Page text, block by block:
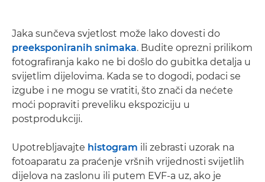
Jaka sunčeva svjetlost može lako dovesti do
preeksponiranih snimaka. Budite oprezni prilikom
fotografiranja kako ne bi došlo do gubitka detalja u
svijetlim dijelovima. Kada se to dogodi, podaci se
izgube i ne mogu se vratiti, što znači da nećete
moći popraviti preveliku ekspoziciju u
postprodukciji.
Upotrebljavajte histogram ili zebrasti uzorak na
fotoaparatu za praćenje vršnih vrijednosti svijetlih
dijelova na zaslonu ili putem EVF-a uz, ako je